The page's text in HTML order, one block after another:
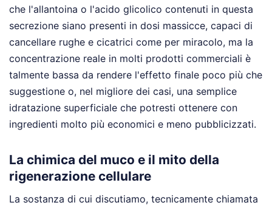
che l'allantoina o l'acido glicolico contenuti in questa
secrezione siano presenti in dosi massicce, capaci di
cancellare rughe e cicatrici come per miracolo, ma la
concentrazione reale in molti prodotti commerciali è
talmente bassa da rendere l'effetto finale poco più che
suggestione o, nel migliore dei casi, una semplice
idratazione superficiale che potresti ottenere con
ingredienti molto più economici e meno pubblicizzati.
La chimica del muco e il mito della
rigenerazione cellulare
La sostanza di cui discutiamo, tecnicamente chiamata